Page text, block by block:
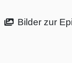
Bilder zur